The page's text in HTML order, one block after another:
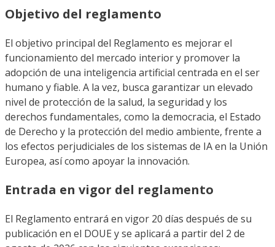
Objetivo del reglamento
El objetivo principal del Reglamento es mejorar el
funcionamiento del mercado interior y promover la
adopción de una inteligencia artificial centrada en el ser
humano y fiable. A la vez, busca garantizar un elevado
nivel de protección de la salud, la seguridad y los
derechos fundamentales, como la democracia, el Estado
de Derecho y la protección del medio ambiente, frente a
los efectos perjudiciales de los sistemas de IA en la Unión
Europea, así como apoyar la innovación.
Entrada en vigor del reglamento
El Reglamento entrará en vigor 20 días después de su
publicación en el DOUE y se aplicará a partir del 2 de